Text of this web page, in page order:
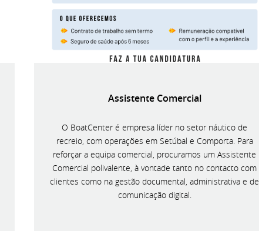
Assistente Comercial
O BoatCenter é empresa líder no setor náutico de
recreio, com operações em Setúbal e Comporta. Para
reforçar a equipa comercial, procuramos um Assistente
Comercial polivalente, à vontade tanto no contacto com
clientes como na gestão documental, administrativa e de
comunicação digital.